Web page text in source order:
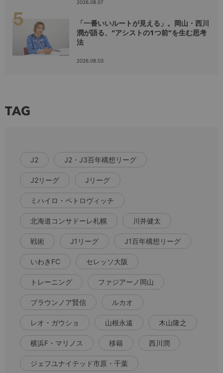
2026.08.07
「一番いいルートが見える」。岡山・西川
潤が語る、“アシストの1つ前”を生む思考
法
2026.08.03
TAG
J2 J2・J3百年構想リーグ
J2リーグ Jリーグ
ミハイロ・ペトロヴィッチ
北海道コンサドーレ札幌 川井健太
戦術 J1リーグ J1百年構想リーグ
いわきFC セレッソ大阪
トレーニング ファジアーノ岡山
ブラウンノア賢信 ルカオ
レオ・ガウショ 山根永遠 木山隆之
横浜F・マリノス 移籍 西川潤
ジェフユナイテッド市原・千葉